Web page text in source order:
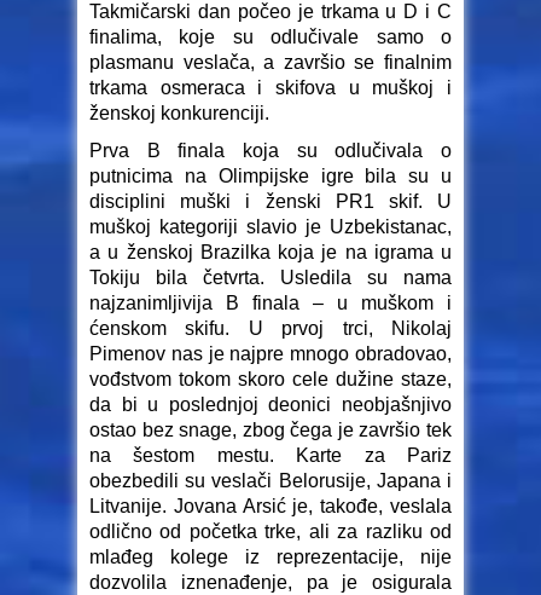
Takmičarski dan počeo je trkama u D i C
finalima, koje su odlučivale samo o
plasmanu veslača, a završio se finalnim
trkama osmeraca i skifova u muškoj i
ženskoj konkurenciji.
Prva B finala koja su odlučivala o
putnicima na Olimpijske igre bila su u
disciplini muški i ženski PR1 skif. U
muškoj kategoriji slavio je Uzbekistanac,
a u ženskoj Brazilka koja je na igrama u
Tokiju bila četvrta. Usledila su nama
najzanimljivija B finala – u muškom i
ćenskom skifu. U prvoj trci, Nikolaj
Pimenov nas je najpre mnogo obradovao,
vođstvom tokom skoro cele dužine staze,
da bi u poslednjoj deonici neobjašnjivo
ostao bez snage, zbog čega je završio tek
na šestom mestu. Karte za Pariz
obezbedili su veslači Belorusije, Japana i
Litvanije. Jovana Arsić je, takođe, veslala
odlično od početka trke, ali za razliku od
mlađeg kolege iz reprezentacije, nije
dozvolila iznenađenje, pa je osigurala